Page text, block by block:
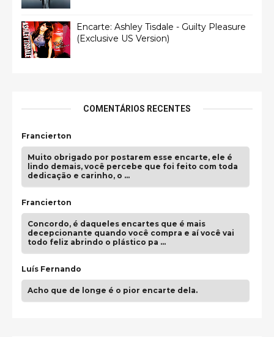
Encarte: Ashley Tisdale - Guilty Pleasure
(Exclusive US Version)
COMENTÁRIOS RECENTES
Francierton
Muito obrigado por postarem esse encarte, ele é
lindo demais, você percebe que foi feito com toda
dedicação e carinho, o …
Francierton
Concordo, é daqueles encartes que é mais
decepcionante quando você compra e aí você vai
todo feliz abrindo o plástico pa …
Luís Fernando
Acho que de longe é o pior encarte dela.